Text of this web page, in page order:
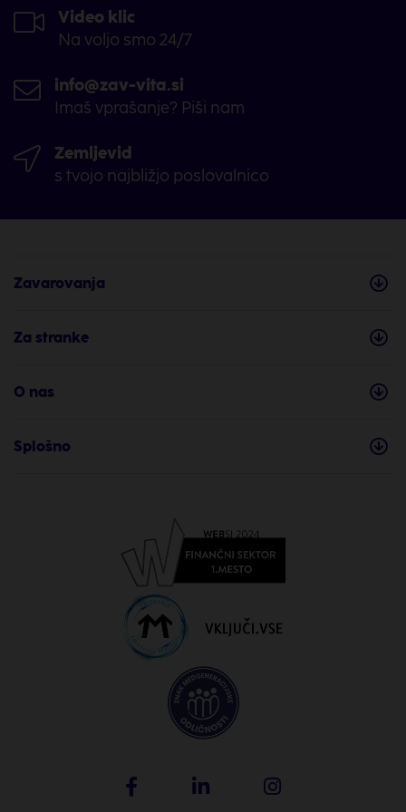
Video klic
Na voljo smo 24/7
info@zav-vita.si
Imaš vprašanje? Piši nam
Zemljevid
s tvojo najbližjo poslovalnico
Zavarovanja
Za stranke
O nas
Splošno